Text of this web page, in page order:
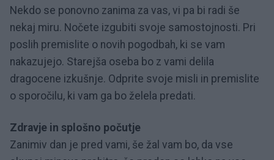
Nekdo se ponovno zanima za vas, vi pa bi radi še
nekaj miru. Nočete izgubiti svoje samostojnosti. Pri
poslih premislite o novih pogodbah, ki se vam
nakazujejo. Starejša oseba bo z vami delila
dragocene izkušnje. Odprite svoje misli in premislite
o sporočilu, ki vam ga bo želela predati.
Zdravje in splošno počutje
Zanimiv dan je pred vami, še žal vam bo, da vse